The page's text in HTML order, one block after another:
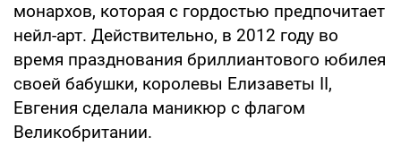
монархов, которая с гордостью предпочитает
нейл-арт. Действительно, в 2012 году во
время празднования бриллиантового юбилея
своей бабушки, королевы Елизаветы II,
Евгения сделала маникюр с флагом
Великобритании.